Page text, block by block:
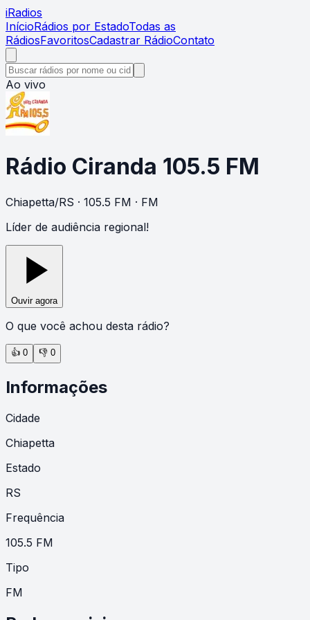
iRadios
InícioRádios por EstadoTodas as
RádiosFavoritosCadastrar RádioContato
Ao vivo
Rádio Ciranda 105.5 FM
Chiapetta/RS · 105.5 FM · FM
Líder de audiência regional!
Ouvir agora
O que você achou desta rádio?
👍 0 👎 0
Informações
Cidade
Chiapetta
Estado
RS
Frequência
105.5 FM
Tipo
FM